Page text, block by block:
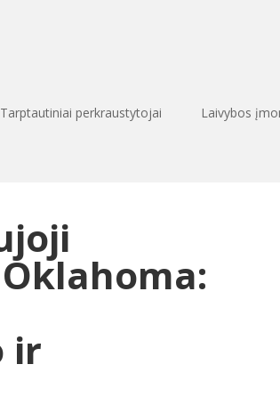
Tarptautiniai perkraustytojai Laivybos
ir